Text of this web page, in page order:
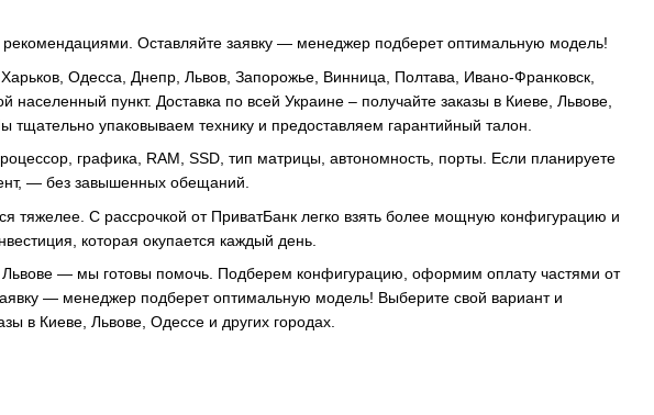
Оставляйте заявку — менеджер подберет оптимальную модель!
Одесса, Днепр, Львов, Запорожье, Винница, Полтава, Ивано-Франковск,
пункт. Доставка по всей Украине – получайте заказы в Киеве, Львове,
упаковываем технику и предоставляем гарантийный талон.
графика, RAM, SSD, тип матрицы, автономность, порты. Если планируете
— без завышенных обещаний.
тяжелее. С рассрочкой от ПриватБанк легко взять более мощную конфигурацию и
которая окупается каждый день.
Львове — мы готовы помочь. Подберем конфигурацию, оформим оплату частями от
— менеджер подберет оптимальную модель! Выберите свой вариант и
в Киеве, Львове, Одессе и других городах.